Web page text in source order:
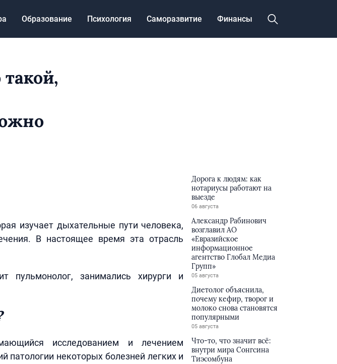
Образование Психология Саморазвитие Финансы
изучает дыхательные пути человека,
В настоящее время эта отрасль
пульмонолог, занимались хирурги и
исследованием и лечением
некоторых болезней легких и
Дорога к людям: как
нотариусы работают на
выезде
06 августа
Александр Рабинович
возглавил АО
«Евразийское
информационное
агентство Глобал Медиа
Групп»
05 августа
Диетолог объяснила,
почему кефир, творог и
молоко снова становятся
популярными
05 августа
Что-то, что значит всё:
внутри мира Сонгсина
Тиэсомбуна